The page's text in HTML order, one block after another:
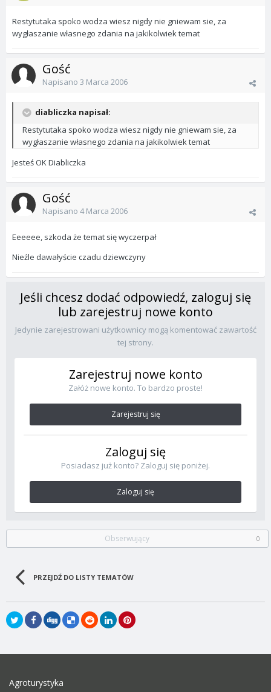
Restytutaka spoko wodza wiesz nigdy nie gniewam sie, za
wygłaszanie własnego zdania na jakikolwiek temat
Gość
Napisano 3 Marca 2006
diabliczka napisał:
Restytutaka spoko wodza wiesz nigdy nie gniewam sie, za
wygłaszanie własnego zdania na jakikolwiek temat
Jesteś OK Diabliczka
Gość
Napisano 4 Marca 2006
Eeeeee, szkoda że temat się wyczerpał
Nieźle dawałyście czadu dziewczyny
Jeśli chcesz dodać odpowiedź, zaloguj się
lub zarejestruj nowe konto
Jedynie zarejestrowani użytkownicy mogą komentować zawartość
tej strony.
Zarejestruj nowe konto
Załóż nowe konto. To bardzo proste!
Zarejestruj się
Zaloguj się
Posiadasz już konto? Zaloguj się poniżej.
Zaloguj się
Obserwujący 0
PRZEJDŹ DO LISTY TEMATÓW
Agroturystyka